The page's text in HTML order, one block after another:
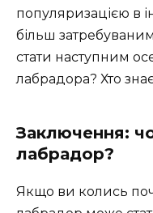
популяризацією в
більш
стати наступним
лабрадора? Хто
Заключення:
лабрадор?
Якщо ви колись